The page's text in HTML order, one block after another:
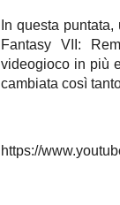
In questa
Fantasy VII:
videogioco in più
cambiata così
https://